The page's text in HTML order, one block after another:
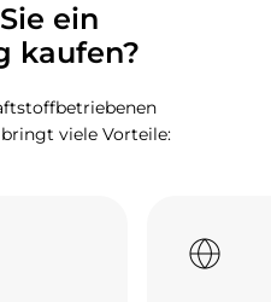
ein
kaufen?
viele Vorteile: